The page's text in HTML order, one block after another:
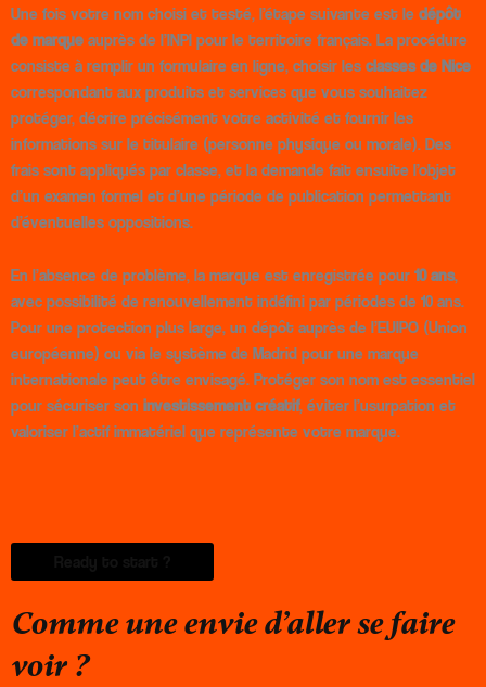
Une fois votre nom choisi et testé, l’étape suivante est le dépôt
de marque auprès de l’INPI pour le territoire français. La procédure
consiste à remplir un formulaire en ligne, choisir les classes de Nice
correspondant aux produits et services que vous souhaitez
protéger, décrire précisément votre activité et fournir les
informations sur le titulaire (personne physique ou morale). Des
frais sont appliqués par classe, et la demande fait ensuite l’objet
d’un examen formel et d’une période de publication permettant
d’éventuelles oppositions.
En l’absence de problème, la marque est enregistrée pour 10 ans,
avec possibilité de renouvellement indéfini par périodes de 10 ans.
Pour une protection plus large, un dépôt auprès de l’EUIPO (Union
européenne) ou via le système de Madrid pour une marque
internationale peut être envisagé. Protéger son nom est essentiel
pour sécuriser son investissement créatif, éviter l’usurpation et
valoriser l’actif immatériel que représente votre marque.
Comme une envie d’aller se faire
voir?